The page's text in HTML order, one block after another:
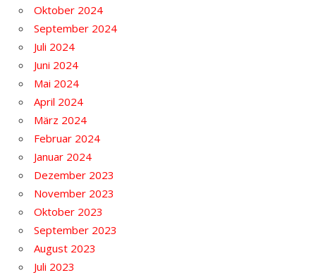
Oktober 2024
September 2024
Juli 2024
Juni 2024
Mai 2024
April 2024
März 2024
Februar 2024
Januar 2024
Dezember 2023
November 2023
Oktober 2023
September 2023
August 2023
Juli 2023